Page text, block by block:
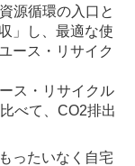
源循環の入口と
」し、最適な使
ース・リサイク
ス・リサイクル
べて、CO2排出
ったいなく自宅